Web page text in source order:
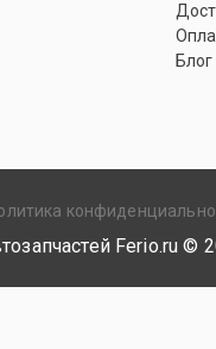
Блог
Ferio.ru ©